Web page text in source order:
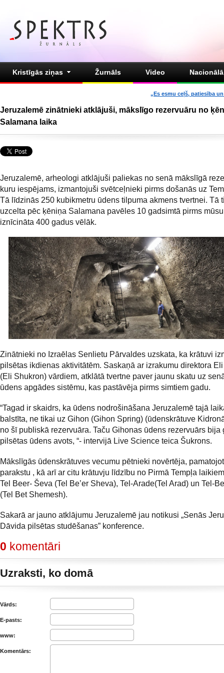
Kristīgās ziņas Žurnāls Video
„Es esmu ceļš, patiesība
Jeruzalemē zinātnieki atklājuši, mākslīgo rezervuāru no
Salamana laika
Jeruzalemē, arheologi atklājuši paliekas no senā mākslīgā
kuru iespējams, izmantojuši svētceļnieki pirms došanās uz
Tā līdzinās 250 kubikmetru ūdens tilpuma akmens tvertnei. Tā
uzcelta pēc ķēniņa Salamana pavēles 10 gadsimtā pirms
iznīcināta 400 gadus vēlāk.
Zinātnieki no Izraēlas Senlietu Pārvaldes uzskata, ka krātuvi
pilsētas ikdienas aktivitātēm. Saskaņā ar izrakumu direktora
(Eli Shukron) vārdiem, atklātā tvertne paver jaunu skatu uz
ūdens apgādes sistēmu, kas pastāvēja pirms simtiem gadu.
“Tagad ir skaidrs, ka ūdens nodrošināšana Jeruzalemē tajā
balstīta, ne tikai uz Gihon (Gihon Spring) (ūdenskrātuve
no šī publiskā rezervuāra. Taču Gihonas ūdens rezervuārs bija
pilsētas ūdens avots, “- intervijā Live Science teica Šukrons.
Mākslīgās ūdenskrātuves vecumu pētnieki novērtēja,
parakstu , kā arī ar citu krātuvju līdzību no Pirmā Tempļa
Tel Beer- Ševa (Tel Be’er Sheva), Tel-Arade(Tel Arad) un Tel-
(Tel Bet Shemesh).
Sakarā ar jauno atklājumu Jeruzalemē jau notikusi „Senās
Dāvida pilsētas studēšanas” konference.
0 komentāri
Uzraksti, ko domā
Vārds:
E-pasts:
www:
Komentārs: